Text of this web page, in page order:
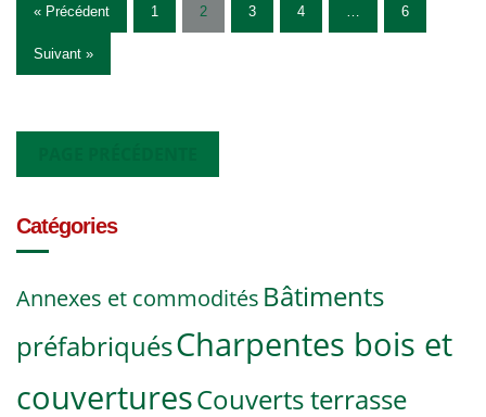
« Précédent 1 2 3 4 6
Suivant »
Catégories
Annexes et commodités Bâtiments
préfabriquésCharpentes bois et
couverturesCouverts terrasse